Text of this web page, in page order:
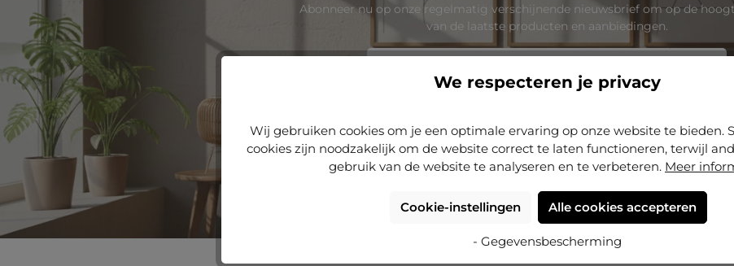
Abonneer nu op onze regelmatig verschijnende nieuwsbrief om op de
van de laatste producten en aanbiedingen.
E-
Privacy
Door doorgaan te selecteren, bevestigt u dat u onze
algemene voorwaarden hebt geaccepteerd.
We respecteren je privacy
Wij gebruiken cookies om je een optimale ervaring op onze website te bieden.
cookies zijn noodzakelijk om de website correct te laten functioneren, terwijl
gebruik van de website te analyseren en te verbeteren. Meer
Cookie-instellingen Alle cookies accepteren
- Gegevensbescherming